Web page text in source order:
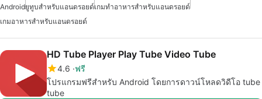
Androidยูทูบสำหรับแอนดรอยด์เกมทำอาหารสำหรับแอนดรอยด์
เกมอาหารสำหรับแอนดรอยด์
HD Tube Player Play Tube Video Tube
4.6 ฟรี
โปรแกรมฟรีสำหรับ Android โดยการดาวน์โหลดวิดีโอ tube
tube